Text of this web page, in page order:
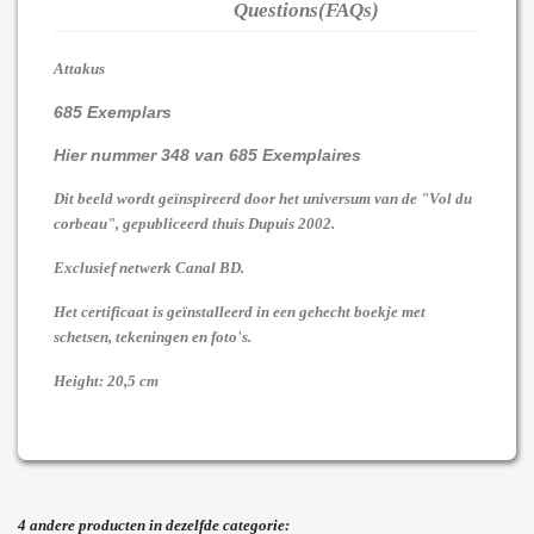
Questions(FAQs)
Attakus
685 Exemplars
Hier nummer 348 van 685 Exemplaires
Dit beeld wordt geïnspireerd door het universum van de "Vol du
corbeau", gepubliceerd thuis Dupuis 2002.
Exclusief netwerk Canal BD.
Het certificaat is geïnstalleerd in een gehecht boekje met
schetsen, tekeningen en foto's.
Height: 20,5 cm
4 andere producten in dezelfde categorie: